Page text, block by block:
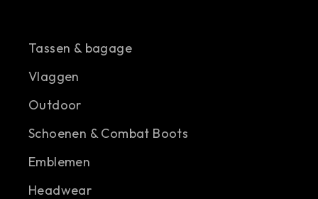
Tassen & bagage
Vlaggen
Outdoor
Schoenen & Combat Boots
Emblemen
Headwear